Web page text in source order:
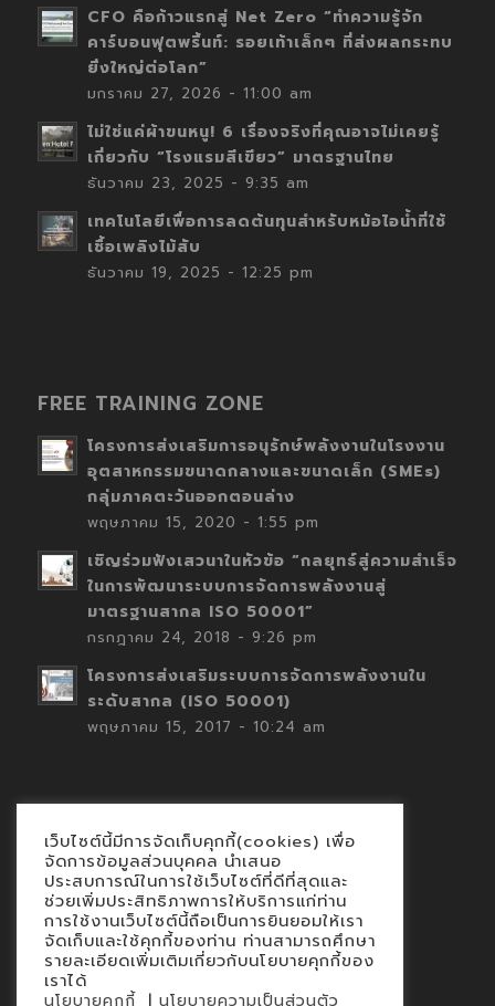
CFO คือก้าวแรกสู่ Net Zero “ทำความรู้จัก
คาร์บอนฟุตพริ้นท์: รอยเท้าเล็กๆ ที่ส่งผลกระทบ
ยิ่งใหญ่ต่อโลก”
มกราคม 27, 2026 - 11:00 am
ไม่ใช่แค่ผ้าขนหนู! 6 เรื่องจริงที่คุณอาจไม่เคยรู้
เกี่ยวกับ “โรงแรมสีเขียว” มาตรฐานไทย
ธันวาคม 23, 2025 - 9:35 am
เทคโนโลยีเพื่อการลดต้นทุนสำหรับหม้อไอน้ำที่ใช้
เชื้อเพลิงไม้สับ
ธันวาคม 19, 2025 - 12:25 pm
FREE TRAINING ZONE
โครงการส่งเสริมการอนุรักษ์พลังงานในโรงงาน
อุตสาหกรรมขนาดกลางและขนาดเล็ก (SMEs)
กลุ่มภาคตะวันออกตอนล่าง
พฤษภาคม 15, 2020 - 1:55 pm
เชิญร่วมฟังเสวนาในหัวข้อ “กลยุทธ์สู่ความสำเร็จ
ในการพัฒนาระบบการจัดการพลังงานสู่
มาตรฐานสากล ISO 50001”
กรกฎาคม 24, 2018 - 9:26 pm
โครงการส่งเสริมระบบการจัดการพลังงานใน
ระดับสากล (ISO 50001)
พฤษภาคม 15, 2017 - 10:24 am
Contact
นโยบายคุกกี้
นโยบายข้อมูลส่วนบุคคล
เว็บไซต์นี้มีการจัดเก็บคุกกี้(cookies) เพื่อ
จัดการข้อมูลส่วนบุคคล นำเสนอ
ประสบการณ์ในการใช้เว็บไซต์ที่ดีที่สุดและ
ช่วยเพิ่มประสิทธิภาพการให้บริการแก่ท่าน
การใช้งานเว็บไซต์นี้ถือเป็นการยินยอมให้เรา
จัดเก็บและใช้คุกกี้ของท่าน ท่านสามารถศึกษา
รายละเอียดเพิ่มเติมเกี่ยวกับนโยบายคุกกี้ของ
เราได้
นโยบายคุกกี้ | นโยบายความเป็นส่วนตัว